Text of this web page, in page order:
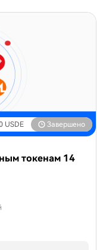
USDE Завершено
токенам 14